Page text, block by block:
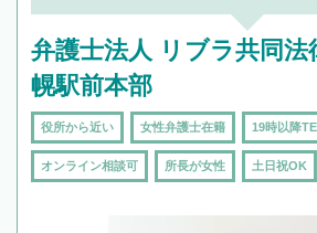
弁護士法人 リブラ共同
幌駅前本部
役所から近い 女性弁護士在籍 19時以降
オンライン相談可 所長が女性 土日祝OK